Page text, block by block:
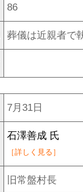
86
葬儀は近親者で
7月31日
石澤善成 氏
［詳しく見る］
旧常盤村長